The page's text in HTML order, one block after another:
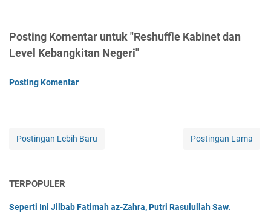
Posting Komentar untuk "Reshuffle Kabinet dan
Level Kebangkitan Negeri"
Posting Komentar
Postingan Lebih Baru Postingan Lama
TERPOPULER
Seperti Ini Jilbab Fatimah az-Zahra, Putri Rasulullah Saw.